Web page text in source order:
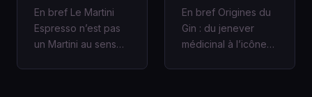
En bref Le Martini
Espresso n’est pas
un Martini au sens
En bref Origines du
Gin : du jenever
médicinal à l’icône